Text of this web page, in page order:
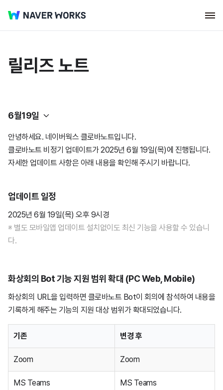
릴리즈 노트
6월19일
네이버웍스 코어
1월22일
9월4일
8월7일
6월24일
11월21일
9월10일
7월25일
12월19일
11월24일
9월20일
2022년
11월17일
9월6일
2021년
10월21일
2020년
12월10일
2019년
9월4일
7월24일
11월21일
10월14일
5월20일
4월9일
11월27일
9월25일
8월6일
2024년
12월19일
10월18일
웍스 경영지원
7월23일
4월9일
1월20일
2025년
11월27일
9월12일
2024년
10월11일
2026년
5월14일
안녕하세요. 네이버웍스 클로바노트입니다.
클로바노트 비정기 업데이트가 2025년 6월 19일(목)에 진행됩니다.
자세한 업데이트 사항은 아래 내용을 확인해 주시기 바랍니다.
업데이트 일정
2025년 6월 19일(목) 오후 9시경
※ 별도 모바일앱 업데이트 설치없이도 최신 기능을 사용할 수 있습니
다.
화상회의 Bot 기능 지원 범위 확대 (PC Web, Mobile)
화상회의 URL을 입력하면 클로바노트 Bot이 회의에 참석하여 내용을
기록하게 해주는 기능의 지원 대상 범위가 확대되었습니다.
기존 변경 후
Zoom Zoom
MS Teams MS Teams